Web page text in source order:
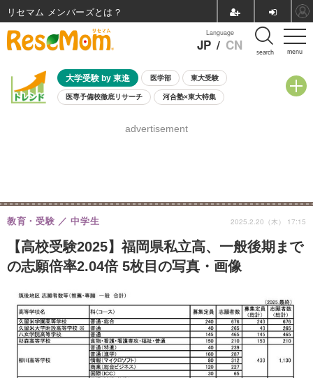
menu
Language
JP / CN search
大学受験 by 東進 医学部 東大受験
医専予備校徹底リサーチ 河合塾×東大特集
8月開催学校説明会・相談会
advertisement
【高校受験2025】福岡県私立高、一般後期まで
の志願倍率2.04倍 5枚目の写真・画像
教育・受験 中学生 2025.2.20（木） 17:15
リセマム メンバーズ